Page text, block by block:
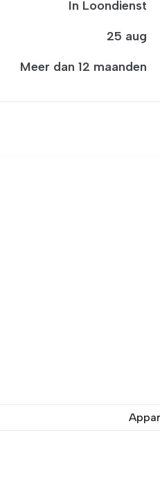
In Loondienst
25 aug
Meer dan 12 maanden